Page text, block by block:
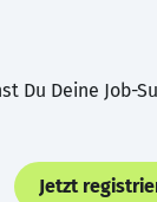
Du Deine Job-
Jetzt